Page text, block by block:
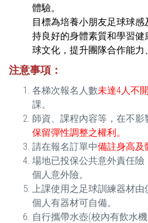
體驗。
目標為培養小朋友足球球
持良好的身體素質和學習
球文化，提升團隊合作能力
注意事項：
各梯次報名人數未達4人不
課。
師資、課程內容等，在不影
保留彈性調整之權利。
請在報名訂單中備註身高及
場地已投保公共意外責任
個人意外險。
上課使用之足球訓練器材
個人有器材可自備。
自行攜帶水壺(校內有飲水